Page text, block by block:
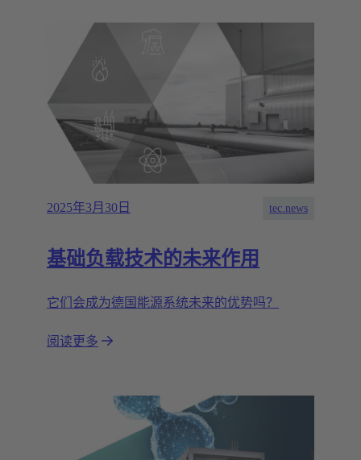
2025年3月30日 tec.news
基础负载技术的未来作用
它们会成为德国能源系统未来的优势吗？
阅读更多